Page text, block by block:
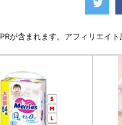
PRが含まれます。アフィリエイト